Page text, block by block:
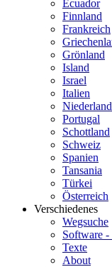
Ecuador
Finnland
Frankreich
Grönland
Island
Israel
Italien
Portugal
Schottland
Schweiz
Spanien
Tansania
Türkei
Österreich
Verschiedenes
Wegsuche
Software -
Texte
About